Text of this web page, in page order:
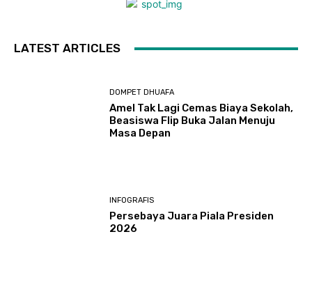
LATEST ARTICLES
DOMPET DHUAFA
Amel Tak Lagi Cemas Biaya Sekolah,
Beasiswa Flip Buka Jalan Menuju
Masa Depan
INFOGRAFIS
Persebaya Juara Piala Presiden
2026